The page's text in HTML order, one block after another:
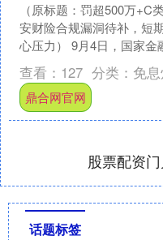
（原标题：罚超500万+C
安财险合规漏洞待补，短
心压力） 9月4日，国家金
局陕西监管局对外公布的
显示，华安财产....
查看： 127 分类： 免
鼎合网官网
股票配资
话题标签